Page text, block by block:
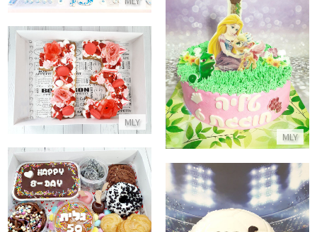
MLY
עוגת הנסיכה פלונטר
התקשר/י
MLY
עוגת מספרים פירות ונשיקות לגיל
התקשר/י
מארז קינוחים עם משלוח ליום
התקשר/י